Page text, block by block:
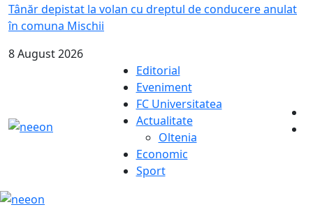
Tânăr depistat la volan cu dreptul de conducere anulat
în comuna Mischii
8 August 2026
Editorial
Eveniment
FC Universitatea
Actualitate
Oltenia
Economic
Sport